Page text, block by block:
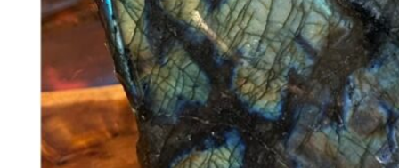
368DKK Tilføj til kurv
Se kurvKasse